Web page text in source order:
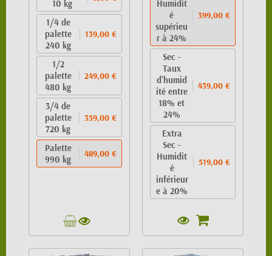
10 kg
1/4 de
palette
240 kg
139,00 €
1/2
palette
480 kg
249,00 €
3/4 de
palette
720 kg
359,00 €
Palette
990 kg
489,00 €
Humidit
é
supérieu
r à 24%
399,00 €
Sec -
Taux
d'humid
ité entre
18% et
24%
439,00 €
Extra
Sec -
Humidit
é
inférieur
e à 20%
519,00 €